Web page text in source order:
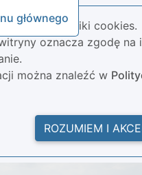
głównego
pliki cookies.
oznacza zgodę na
można znaleźć w
ROZUMIEM I